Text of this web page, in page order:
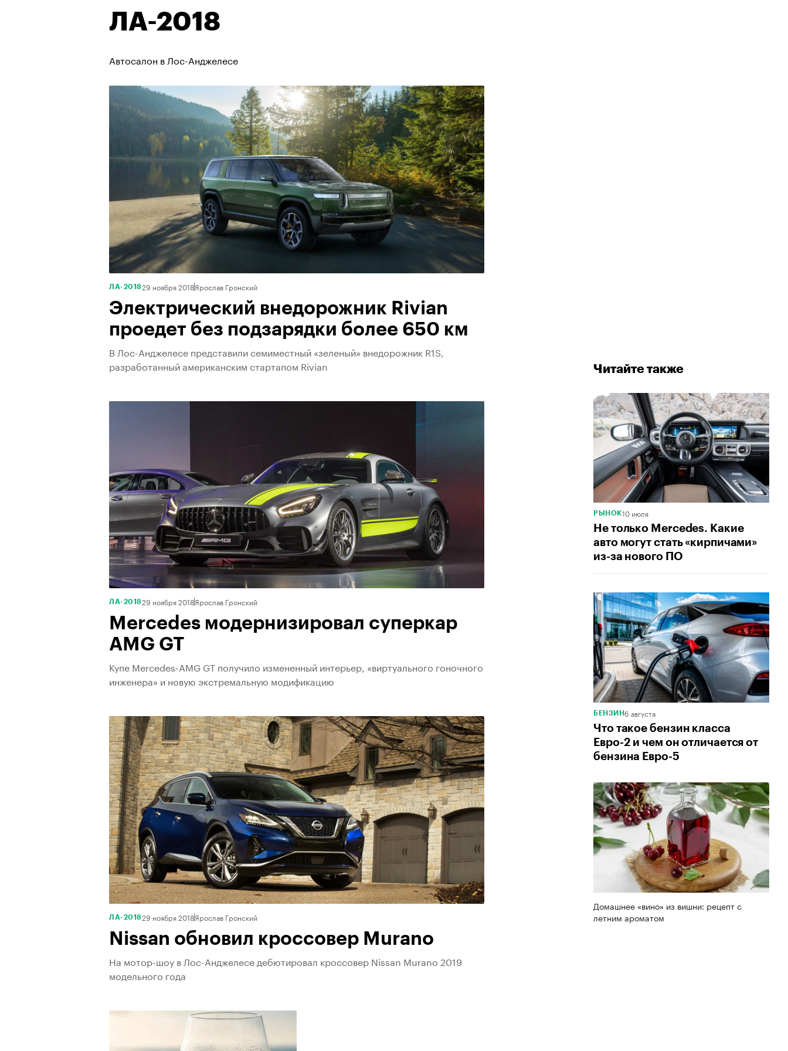
ЛА-2018
Автосалон в Лос-Анджелесе
ЛА-201829 ноября 2018Ярослав Гронский
Электрический внедорожник Rivian
проедет без подзарядки более 650 км
В Лос-Анджелесе представили семиместный «зеленый» внедорожник R1S,
разработанный американским стартапом Rivian
ЛА-201829 ноября 2018Ярослав Гронский
Mercedes модернизировал суперкар
AMG GT
Купе Mercedes-AMG GT получило измененный интерьер, «виртуального гоночного
инженера» и новую экстремальную модификацию
ЛА-201829 ноября 2018Ярослав Гронский
Nissan обновил кроссовер Murano
На мотор-шоу в Лос-Анджелесе дебютировал кроссовер Nissan Murano 2019
модельного года
Читайте также
РЫНОК10 июля
Не только Mercedes. Какие
авто могут стать «кирпичами»
из-за нового ПО
БЕНЗИН6 августа
Что такое бензин класса
Евро-2 и чем он отличается от
бензина Евро-5
Домашнее «вино» из вишни: рецепт с
летним ароматом